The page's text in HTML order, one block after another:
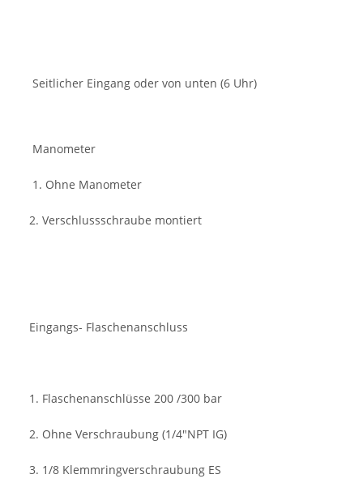
Seitlicher Eingang oder von unten (6 Uhr)
Manometer
1. Ohne Manometer
2. Verschlussschraube montiert
Eingangs- Flaschenanschluss
1. Flaschenanschlüsse 200 /300 bar
2. Ohne Verschraubung (1/4"NPT IG)
3. 1/8 Klemmringverschraubung ES